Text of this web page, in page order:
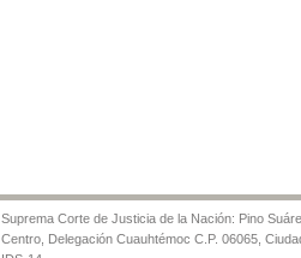
Suprema Corte de Justicia de la Nación: Pino
Centro, Delegación Cuauhtémoc C.P. 06065,